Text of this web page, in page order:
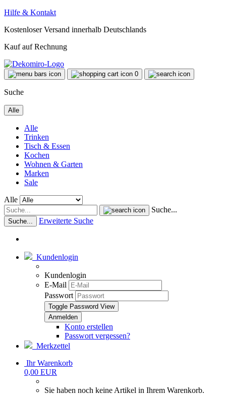
Hilfe & Kontakt
Kostenloser Versand innerhalb Deutschlands
Kauf auf Rechnung
0
Suche
Alle
Alle
Trinken
Tisch & Essen
Kochen
Wohnen & Garten
Marken
Sale
Alle
Suche...
Suche... Erweiterte Suche
Kundenlogin
Kundenlogin
E-Mail
Passwort
Toggle Password View
Konto erstellen
Passwort vergessen?
Merkzettel
Ihr Warenkorb
0,00 EUR
Sie haben noch keine Artikel in Ihrem Warenkorb.